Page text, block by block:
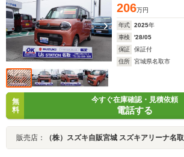
206万円
年式 2025年
車検
'28/05
保証
保証付
住所
宮城県名取市
無
料
今すぐ在庫確認・見積依頼
電話する
販売店： （株）スズキ自販宮城 スズキアリーナ名取